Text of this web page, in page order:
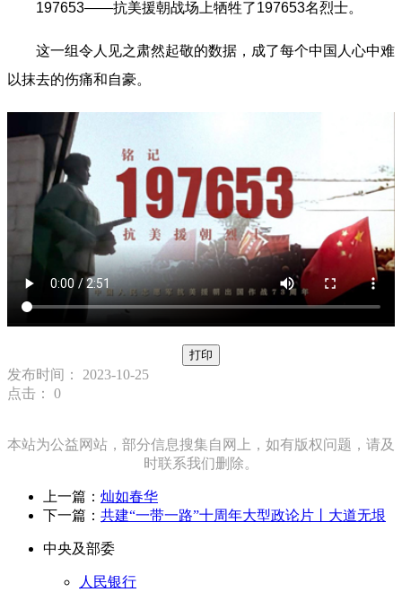
197653——抗美援朝战场上牺牲了197653名烈士。
这一组令人见之肃然起敬的数据，成了每个中国人心中难
以抹去的伤痛和自豪。
打印
发布时间： 2023-10-25
点击： 0
本站为公益网站，部分信息搜集自网上，如有版权问题，请及
时联系我们删除。
上一篇： 灿如春华
下一篇： 共建“一带一路”十周年大型政论片丨大道无垠
中央及部委
人民银行